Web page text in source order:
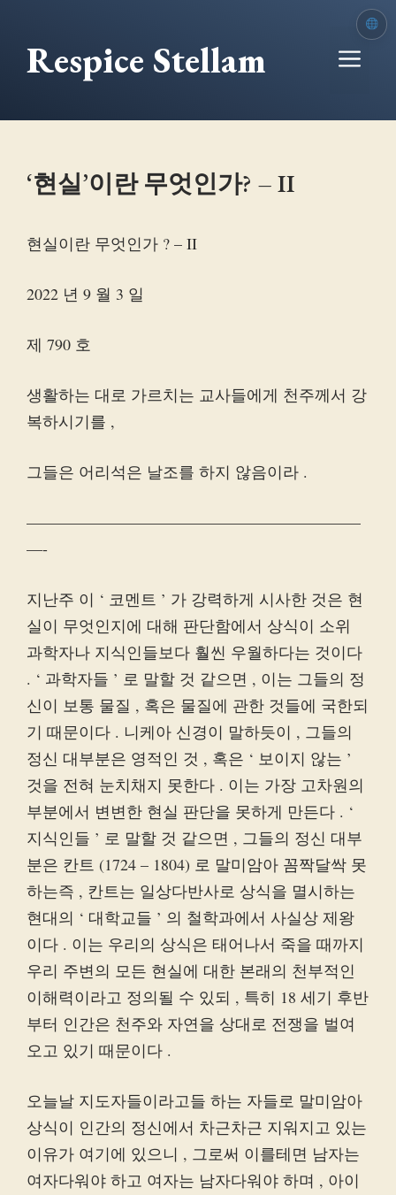
건
Respice Stellam 메
‘현실’이란 무엇인가? – II
현실이란 무엇인가 ? – II
2022 년 9 월 3 일
제 790 호
생활하는 대로 가르치는 교사들에게 천주께서 강
복하시기를 ,
그들은 어리석은 날조를 하지 않음이라 .
—————————————————————
—-
지난주 이 ‘ 코멘트 ’ 가 강력하게 시사한 것은 현
실이 무엇인지에 대해 판단함에서 상식이 소위
과학자나 지식인들보다 훨씬 우월하다는 것이다
. ‘ 과학자들 ’ 로 말할 것 같으면 , 이는 그들의 정
신이 보통 물질 , 혹은 물질에 관한 것들에 국한되
기 때문이다 . 니케아 신경이 말하듯이 , 그들의
정신 대부분은 영적인 것 , 혹은 ‘ 보이지 않는 ’
것을 전혀 눈치채지 못한다 . 이는 가장 고차원의
부분에서 변변한 현실 판단을 못하게 만든다 . ‘
지식인들 ’ 로 말할 것 같으면 , 그들의 정신 대부
분은 칸트 (1724 – 1804) 로 말미암아 꼼짝달싹 못
하는즉 , 칸트는 일상다반사로 상식을 멸시하는
현대의 ‘ 대학교들 ’ 의 철학과에서 사실상 제왕
이다 . 이는 우리의 상식은 태어나서 죽을 때까지
우리 주변의 모든 현실에 대한 본래의 천부적인
이해력이라고 정의될 수 있되 , 특히 18 세기 후반
부터 인간은 천주와 자연을 상대로 전쟁을 벌여
오고 있기 때문이다 .
오늘날 지도자들이라고들 하는 자들로 말미암아
상식이 인간의 정신에서 차근차근 지워지고 있는
이유가 여기에 있으니 , 그로써 이를테면 남자는
여자다워야 하고 여자는 남자다워야 하며 , 아이